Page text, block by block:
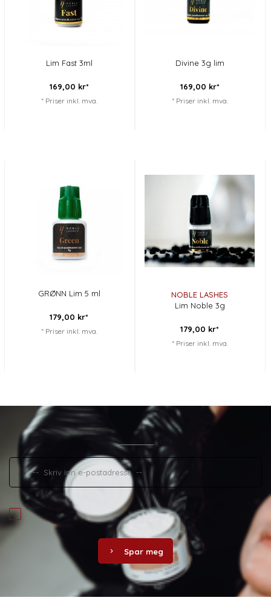
Lim Fast 3ml
169,00 kr*
* Priser inkl. mva.
Divine 3g lim
169,00 kr*
* Priser inkl. mva.
GRØNN Lim 5 ml
179,00 kr*
* Priser inkl. mva.
NOBLE LASHES
Lim Noble 3g
179,00 kr*
* Priser inkl. mva.
Spar meg